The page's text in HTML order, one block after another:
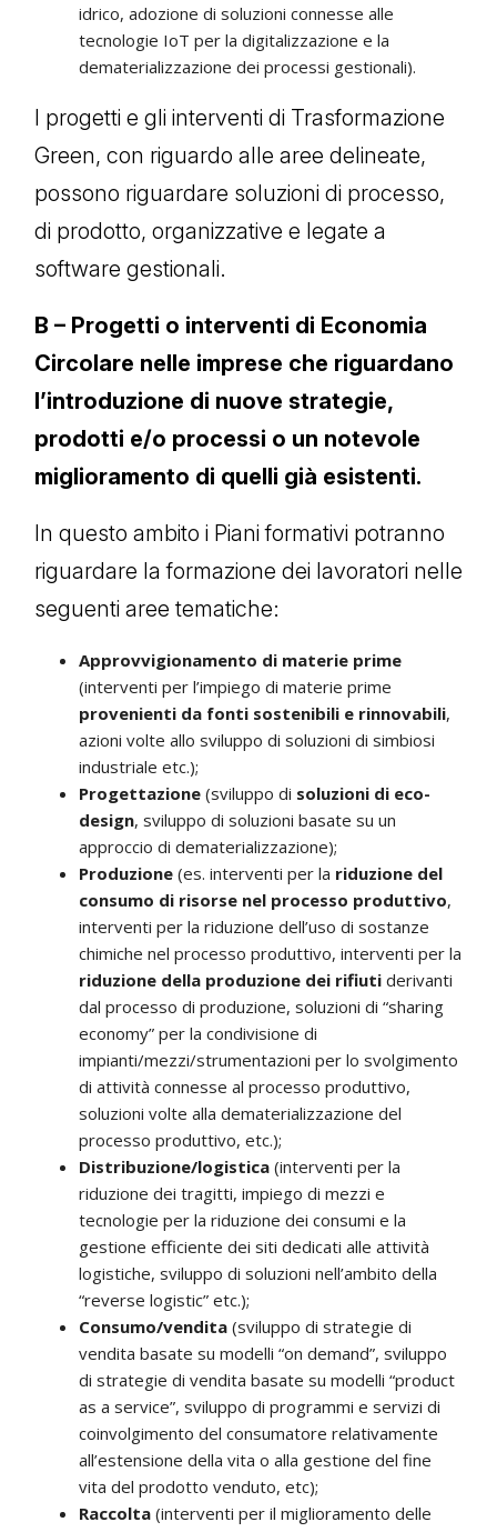
idrico, adozione di soluzioni connesse alle
tecnologie IoT per la digitalizzazione e la
dematerializzazione dei processi gestionali).
I progetti e gli interventi di Trasformazione
Green, con riguardo alle aree delineate,
possono riguardare soluzioni di processo,
di prodotto, organizzative e legate a
software gestionali.
B – Progetti o interventi di Economia
Circolare nelle imprese che riguardano
l’introduzione di nuove strategie,
prodotti e/o processi o un notevole
miglioramento di quelli già esistenti.
In questo ambito i Piani formativi potranno
riguardare la formazione dei lavoratori nelle
seguenti aree tematiche:
Approvvigionamento di materie prime
(interventi per l’impiego di materie prime
provenienti da fonti sostenibili e rinnovabili,
azioni volte allo sviluppo di soluzioni di simbiosi
industriale etc.);
Progettazione (sviluppo di soluzioni di eco-
design, sviluppo di soluzioni basate su un
approccio di dematerializzazione);
Produzione (es. interventi per la riduzione del
consumo di risorse nel processo produttivo,
interventi per la riduzione dell’uso di sostanze
chimiche nel processo produttivo, interventi per la
riduzione della produzione dei rifiuti derivanti
dal processo di produzione, soluzioni di “sharing
economy” per la condivisione di
impianti/mezzi/strumentazioni per lo svolgimento
di attività connesse al processo produttivo,
soluzioni volte alla dematerializzazione del
processo produttivo, etc.);
Distribuzione/logistica (interventi per la
riduzione dei tragitti, impiego di mezzi e
tecnologie per la riduzione dei consumi e la
gestione efficiente dei siti dedicati alle attività
logistiche, sviluppo di soluzioni nell’ambito della
“reverse logistic” etc.);
Consumo/vendita (sviluppo di strategie di
vendita basate su modelli “on demand”, sviluppo
di strategie di vendita basate su modelli “product
as a service”, sviluppo di programmi e servizi di
coinvolgimento del consumatore relativamente
all’estensione della vita o alla gestione del fine
vita del prodotto venduto, etc);
Raccolta (interventi per il miglioramento delle